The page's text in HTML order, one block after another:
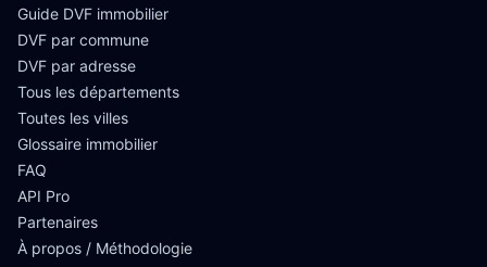
Guide DVF immobilier
DVF par commune
DVF par adresse
Tous les départements
Toutes les villes
Glossaire immobilier
FAQ
API Pro
Partenaires
À propos / Méthodologie